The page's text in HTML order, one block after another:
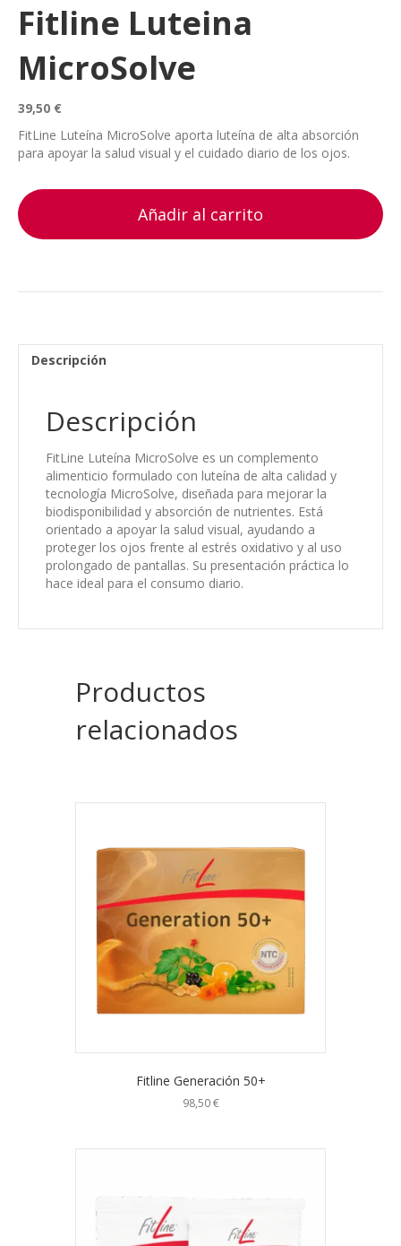
Fitline Luteina
MicroSolve
39,50 €
FitLine Luteína MicroSolve aporta luteína de alta absorción
para apoyar la salud visual y el cuidado diario de los ojos.
Añadir al carrito
Descripción
Descripción
FitLine Luteína MicroSolve es un complemento
alimenticio formulado con luteína de alta calidad y
tecnología MicroSolve, diseñada para mejorar la
biodisponibilidad y absorción de nutrientes. Está
orientado a apoyar la salud visual, ayudando a
proteger los ojos frente al estrés oxidativo y al uso
prolongado de pantallas. Su presentación práctica lo
hace ideal para el consumo diario.
Productos
relacionados
Fitline Generación 50+
98,50€